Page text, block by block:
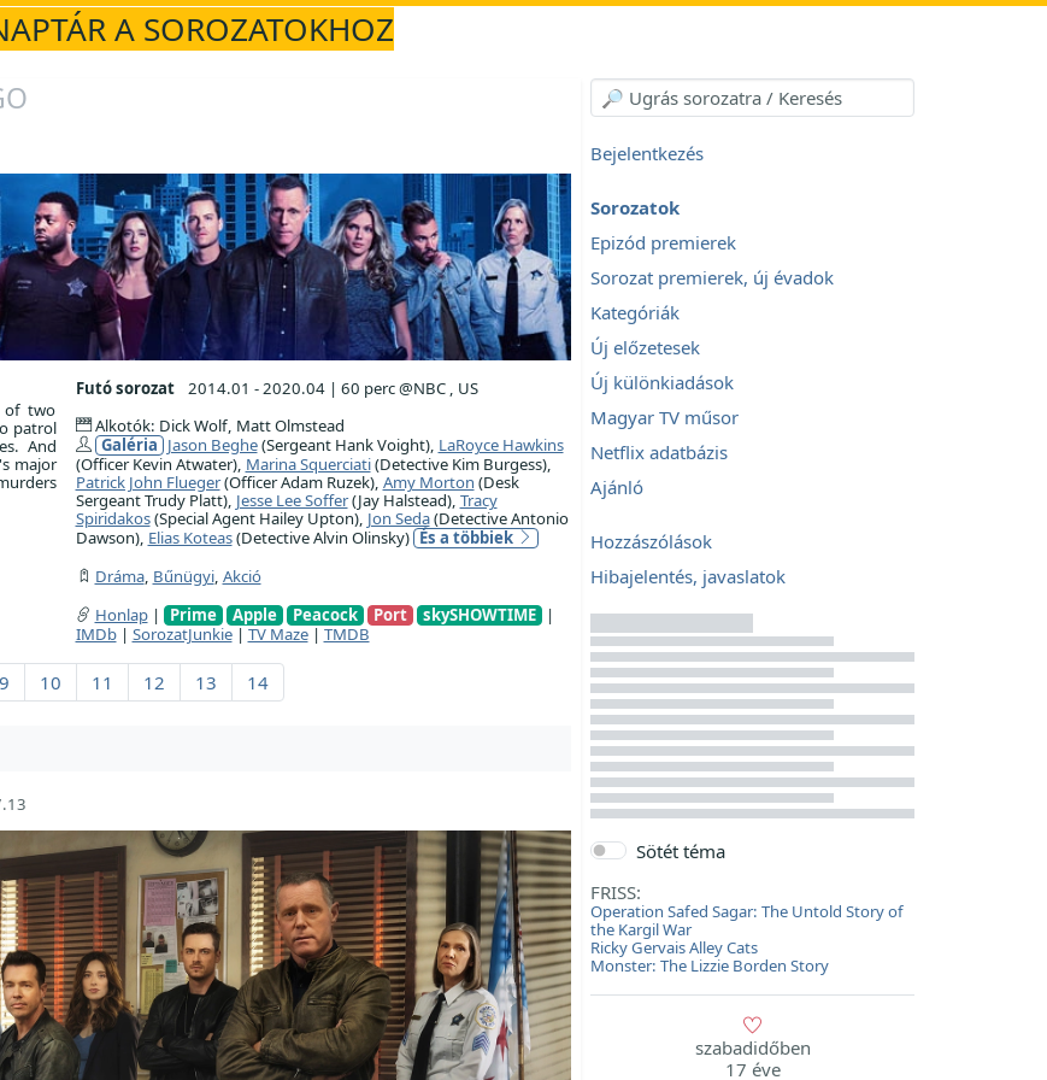
A SOROZATOKHOZ
of two
patrol
And
major
Futó sorozat 2014.01 - 2020.04 | 60 perc @NBC , US
Alkotók: Dick Wolf, Matt Olmstead
Galéria Jason Beghe(Sergeant Hank Voight), LaRoyce Hawkins
(Officer Kevin Atwater), Marina Squerciati(Detective Kim Burgess),
Patrick John Flueger(Officer Adam Ruzek), Amy Morton (Desk
Sergeant Trudy Platt), Jesse Lee Soffer(Jay Halstead), Tracy
Spiridakos(Special Agent Hailey Upton), Jon Seda(Detective Antonio
Dawson), Elias Koteas(Detective Alvin Olinsky) És a többiek
Dráma, Bűnügyi, Akció
Honlap| Prime Apple Peacock Port skySHOWTIME |
IMDb| SorozatJunkie| TV Maze| TMDB
9 10 11 12 13 14
Bejelentkezés
Sorozatok
Epizód premierek
Sorozat premierek, új évadok
Kategóriák
Új előzetesek
Új különkiadások
Magyar TV műsor
Netflix adatbázis
Ajánló
Hozzászólások
Hibajelentés, javaslatok
Sötét téma
FRISS:
Operation Safed Sagar: The Untold Story of
the Kargil War
Ricky Gervais Alley Cats
Monster: The Lizzie Borden Story
szabadidőben
17 éve